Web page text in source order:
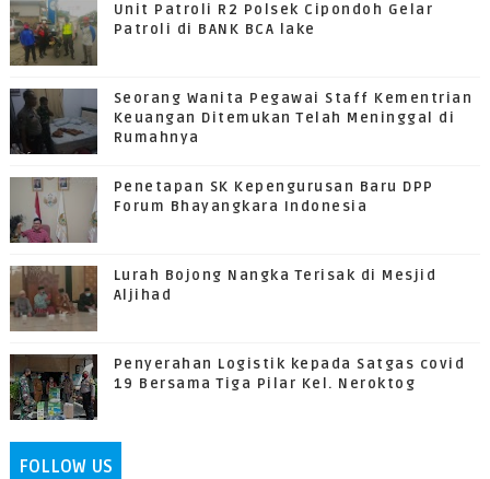
Unit Patroli R2 Polsek Cipondoh Gelar
Patroli di BANK BCA lake
Seorang Wanita Pegawai Staff Kementrian
Keuangan Ditemukan Telah Meninggal di
Rumahnya
Penetapan SK Kepengurusan Baru DPP
Forum Bhayangkara Indonesia
Lurah Bojong Nangka Terisak di Mesjid
Aljihad
Penyerahan Logistik kepada Satgas covid
19 Bersama Tiga Pilar Kel. Neroktog
FOLLOW US